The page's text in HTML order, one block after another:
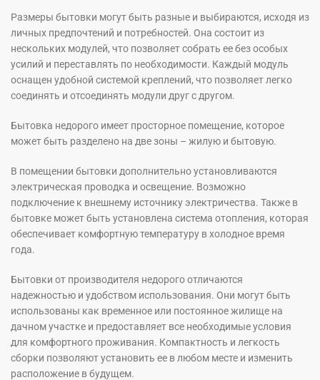
Размеры бытовки могут быть разные и выбираются, исходя из
личных предпочтений и потребностей. Она состоит из
нескольких модулей, что позволяет собрать ее без особых
усилий и переставлять по необходимости. Каждый модуль
оснащен удобной системой креплений, что позволяет легко
соединять и отсоединять модули друг с другом.
Бытовка недорого имеет просторное помещение, которое
может быть разделено на две зоны – жилую и бытовую.
В помещении бытовки дополнительно установливаются
электрическая проводка и освещение. Возможно
подключение к внешнему источнику электричества. Также в
бытовке может быть установлена система отопления, которая
обеспечивает комфортную температуру в холодное время
года.
Бытовки от производителя недорого отличаются
надежностью и удобством использования. Они могут быть
использованы как временное или постоянное жилище на
дачном участке и предоставляет все необходимые условия
для комфортного проживания. Компактность и легкость
сборки позволяют установить ее в любом месте и изменить
расположение в будущем.